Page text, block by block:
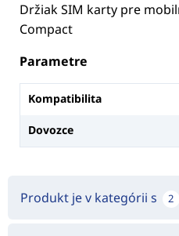
Držiak SIM karty pre
Compact
Parametre
Kompatibilita
Dovozce
Produkt je v kategórii s 2